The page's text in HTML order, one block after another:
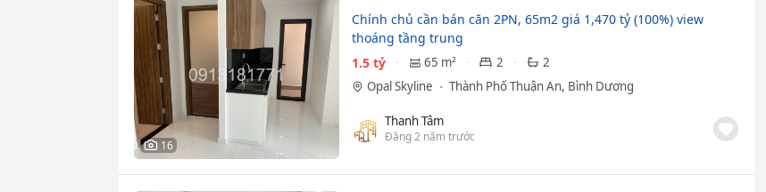
16
Chính chủ cần bán căn 2PN, 65m2 giá 1,470 tỷ (100%) view
thoáng tầng trung
1.5 tỷ
65 m² 2
2
Opal Skyline
Thành Phố Thuận An, Bình Dương
Thanh Tâm
Đăng 2 năm trước